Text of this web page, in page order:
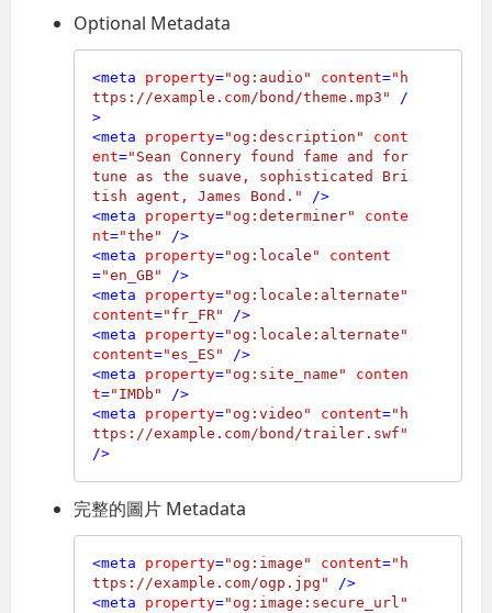
Optional Metadata
<meta property="og:audio" content="h
ttps://example.com/bond/theme.mp3"
/
>
<meta property="og:description"
cont
ent="Sean Connery found fame and for
tune as the suave, sophisticated Bri
tish agent, James Bond."
/>
<meta property="og:determiner"
conte
nt="the"
/>
<meta property="og:locale"
content
="en_GB"
/>
<meta property="og:locale:alternate"
content="fr_FR"
/>
<meta property="og:locale:alternate"
content="es_ES"
/>
<meta property="og:site_name"
conten
t="IMDb"
/>
<meta property="og:video" content="h
ttps://example.com/bond/trailer.swf"
/>
完整的圖片 Metadata
<meta property="og:image" content="h
ttps://example.com/ogp.jpg"
/>
<meta property="og:image:secure_url"